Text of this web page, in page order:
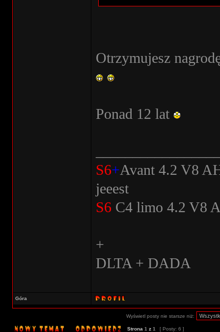
Otrzymujesz
Ponad 12 lat
S6+Avant 4.2 V8
jeeest
S6 C4 limo 4.2 V8
+
DLTA + DADA
Góra
Wyświetl posty nie starsze niż:
Strona 1 z 1 [ Posty: 6 ]